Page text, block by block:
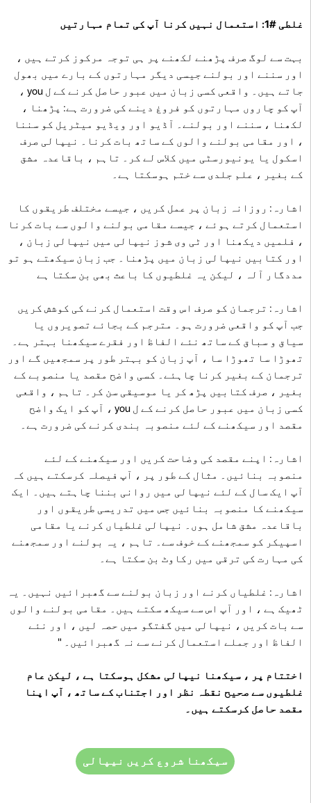
غلطی #1: استعمال نہیں کرنا آپ کی تمام مہارتیں
بہت سے لوگ صرف پڑھنے لکھنے پر ہی توجہ مرکوز کرتے ہیں ،
اور سننے اور بولنے جیسی دیگر مہارتوں کے بارے میں بھول
جاتے ہیں۔ واقعی کسی زبان میں عبور حاصل کرنے کے ل you ،
آپ کو چاروں مہارتوں کو فروغ دینے کی ضرورت ہے: پڑھنا ،
لکھنا ، سننے اور بولنے۔ آڈیو اور ویڈیو میٹریل کو سننا
، اور مقامی بولنے والوں کے ساتھ بات کرنا۔ نیپالی صرف
اسکول یا یونیورسٹی میں کلاس لے کر۔ تاہم ، باقاعدہ مشق
کے بغیر ، علم جلدی سے ختم ہوسکتا ہے۔
اشارہ: روزانہ زبان پر عمل کریں ، جیسے مختلف طریقوں کا
استعمال کرتے ہوئے ، جیسے مقامی بولنے والوں سے بات کرنا
، فلمیں دیکھنا اور ٹی وی شوز نیپالی میں نیپالی زبان ،
اور کتابیں نیپالی زبان میں پڑھنا۔ جب زبان سیکھتے ہو تو
مددگار آلہ ، لیکن یہ غلطیوں کا باعث بھی بن سکتا ہے
اشارہ: ترجمان کو صرف اس وقت استعمال کرنے کی کوشش کریں
جب آپ کو واقعی ضرورت ہو۔ مترجم کے بجائے تصویروں یا
سیاق و سباق کے ساتھ نئے الفاظ اور فقرے سیکھنا بہتر ہے۔
تھوڑا سا تھوڑا سا ، آپ زبان کو بہتر طور پر سمجھیں گے اور
ترجمان کے بغیر کرنا چاہئے۔ کسی واضح مقصد یا منصوبے کے
بغیر ، صرف کتابیں پڑھ کر یا موسیقی سن کر۔ تاہم ، واقعی
کسی زبان میں عبور حاصل کرنے کے ل you ، آپ کو ایک واضح
مقصد اور سیکھنے کے لئے منصوبہ بندی کرنے کی ضرورت ہے۔
اشارہ: اپنے مقصد کی وضاحت کریں اور سیکھنے کے لئے
منصوبہ بنائیں۔ مثال کے طور پر ، آپ فیصلہ کرسکتے ہیں کہ
آپ ایک سال کے لئے نیپالی میں روانی بننا چاہتے ہیں۔ ایک
سیکھنے کا منصوبہ بنائیں جس میں تدریسی طریقوں اور
باقاعدہ مشق شامل ہوں۔ نیپالی غلطیاں کرنے یا مقامی
اسپیکر کو سمجھنے کے خوف سے۔ تاہم ، یہ بولنے اور سمجھنے
کی مہارت کی ترقی میں رکاوٹ بن سکتا ہے۔
اشارہ: غلطیاں کرنے اور زبان بولنے سے گھبرائیں نہیں۔ یہ
ٹھیک ہے ، اور آپ اس سے سیکھ سکتے ہیں۔ مقامی بولنے والوں
سے بات کریں ، نیپالی میں گفتگو میں حصہ لیں ، اور نئے
الفاظ اور جملے استعمال کرنے سے نہ گھبرائیں۔ "
اختتام پر ، سیکھنا نیپالی مشکل ہوسکتا ہے ، لیکن عام
غلطیوں سے صحیح نقطہ نظر اور اجتناب کے ساتھ ، آپ اپنا
مقصد حاصل کرسکتے ہیں۔
سیکھنا شروع کریں نیپالی